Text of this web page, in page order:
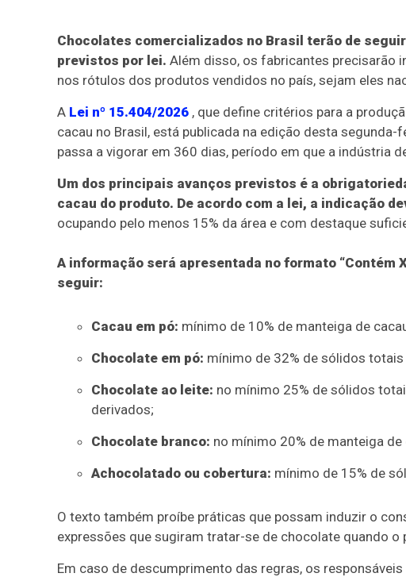
Chocolates comercializados no Brasil terão de
previstos por lei. Além disso, os fabricantes precisarão
nos rótulos dos produtos vendidos no país, sejam eles
A Lei nº 15.404/2026 , que define critérios para a
cacau no Brasil, está publicada na edição desta segunda-
passa a vigorar em 360 dias, período em que a indústria
Um dos principais avanços previstos é a
cacau do produto. De acordo com a lei, a indicação
ocupando pelo menos 15% da área e com destaque
A informação será apresentada no formato “Contém
seguir:
Cacau em pó: mínimo de 10% de manteiga de
Chocolate em pó: mínimo de 32% de sólidos totais
Chocolate ao leite: no mínimo 25% de sólidos
derivados;
Chocolate branco: no mínimo 20% de manteiga
Achocolatado ou cobertura: mínimo de 15% de
O texto também proíbe práticas que possam induzir o
expressões que sugiram tratar-se de chocolate quando
Em caso de descumprimento das regras, os